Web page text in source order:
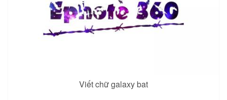
Viết chữ galaxy bat